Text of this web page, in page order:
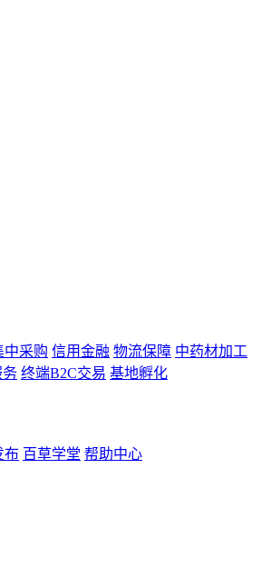
中采购 信用金融 物流保障 中药材加工
务 终端B2C交易 基地孵化
布 百草学堂 帮助中心